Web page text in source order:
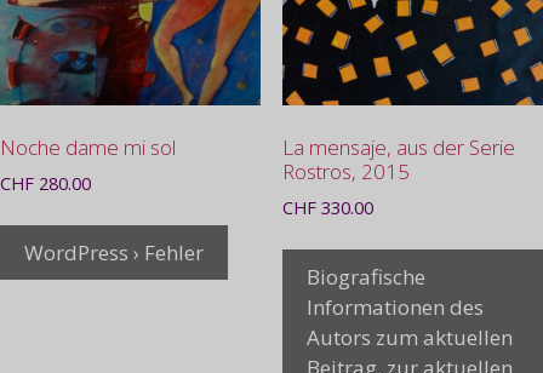
Noche dame mi sol
CHF 280.00
WordPress › Fehler
La mensaje, aus der Serie
Rostros, 2015
CHF330.00
Biografische
Informationen des
Autors zum aktuellen
Beitrag, zur aktuellen